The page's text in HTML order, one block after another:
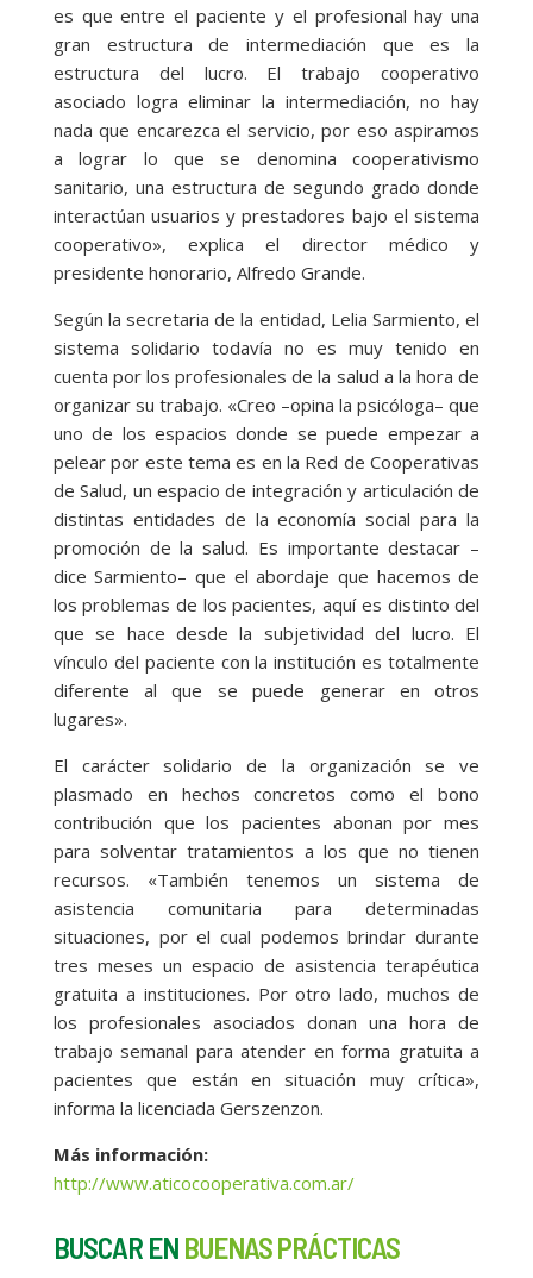
es que entre el paciente y el profesional hay una
gran estructura de intermediación que es la
estructura del lucro. El trabajo cooperativo
asociado logra eliminar la intermediación, no hay
nada que encarezca el servicio, por eso aspiramos
a lograr lo que se denomina cooperativismo
sanitario, una estructura de segundo grado donde
interactúan usuarios y prestadores bajo el sistema
cooperativo», explica el director médico y
presidente honorario, Alfredo Grande.
Según la secretaria de la entidad, Lelia Sarmiento, el
sistema solidario todavía no es muy tenido en
cuenta por los profesionales de la salud a la hora de
organizar su trabajo. «Creo –opina la psicóloga– que
uno de los espacios donde se puede empezar a
pelear por este tema es en la Red de Cooperativas
de Salud, un espacio de integración y articulación de
distintas entidades de la economía social para la
promoción de la salud. Es importante destacar –
dice Sarmiento– que el abordaje que hacemos de
los problemas de los pacientes, aquí es distinto del
que se hace desde la subjetividad del lucro. El
vínculo del paciente con la institución es totalmente
diferente al que se puede generar en otros
lugares».
El carácter solidario de la organización se ve
plasmado en hechos concretos como el bono
contribución que los pacientes abonan por mes
para solventar tratamientos a los que no tienen
recursos. «También tenemos un sistema de
asistencia comunitaria para determinadas
situaciones, por el cual podemos brindar durante
tres meses un espacio de asistencia terapéutica
gratuita a instituciones. Por otro lado, muchos de
los profesionales asociados donan una hora de
trabajo semanal para atender en forma gratuita a
pacientes que están en situación muy crítica»,
informa la licenciada Gerszenzon.
Más información:
http://www.aticocooperativa.com.ar/
BUSCAR EN BUENAS PRÁCTICAS